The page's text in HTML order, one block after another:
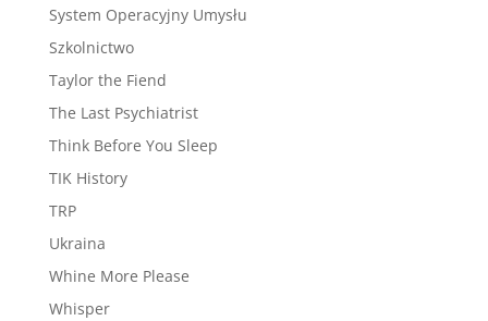
System Operacyjny Umysłu
Szkolnictwo
Taylor the Fiend
The Last Psychiatrist
Think Before You Sleep
TIK History
TRP
Ukraina
Whine More Please
Whisper